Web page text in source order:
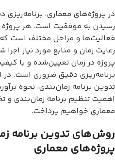
در پروژه‌های معماری، برنامه‌ریزی
رسیدن به موفقیت است. هر
فعالیت‌ها و مراحل مختلف است
رعایت زمان و منابع مورد نیاز اجرا
پروژه در زمان تعیین‌شده و با
برنامه‌ریزی دقیق ضروری است. در
تدوین برنامه زمان‌بندی، نحوه
اهمیت تنظیم برنامه زمان‌بندی
معماری خواهیم پرداخت.
روش‌های تدوین برنامه
پروژه‌های معماری